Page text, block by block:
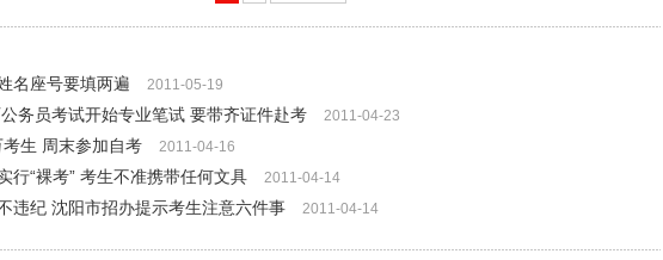
名座号要填两遍
2011-05-19
务员考试开始专业笔试 要带齐证件赴考 2011-04-23
生 周末参加自考 2011-04-16
行“裸考” 考生不准携带任何文具 2011-04-14
违纪 沈阳市招办提示考生注意六件事 2011-04-14